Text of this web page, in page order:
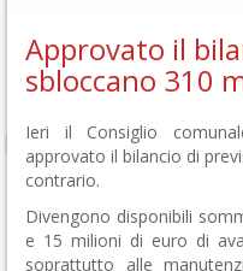
Approvato il
sbloccano 310
Ieri il Consiglio
approvato il bilancio di
contrario.
Divengono disponibili
e 15 milioni di euro di
soprattutto alle